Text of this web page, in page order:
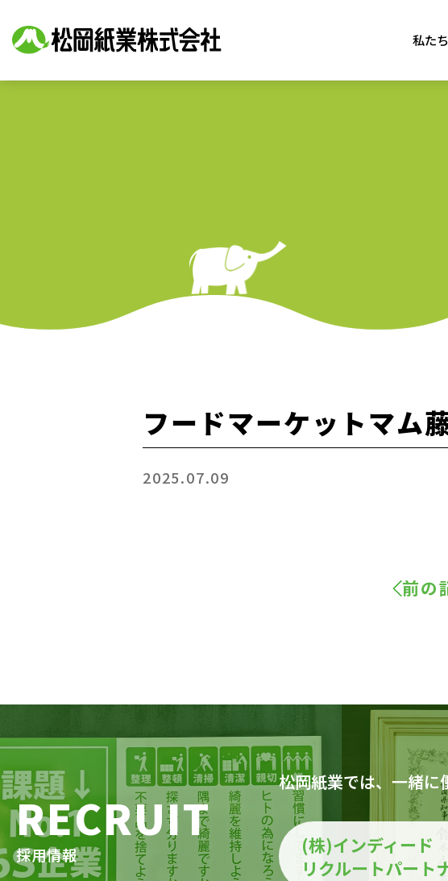
私た
フードマーケットマム
2025.07.09
前の
RECRUIT
採用情報
松岡紙業では、一緒に
(株)インディード
リクルートパート